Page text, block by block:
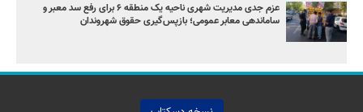
عزم جدی مدیریت شهری ناحیه یک منطقه ۶ برای رفع سد معبر و
ساماندهی معابر عمومی؛ بازپس‌گیری حقوق شهروندان